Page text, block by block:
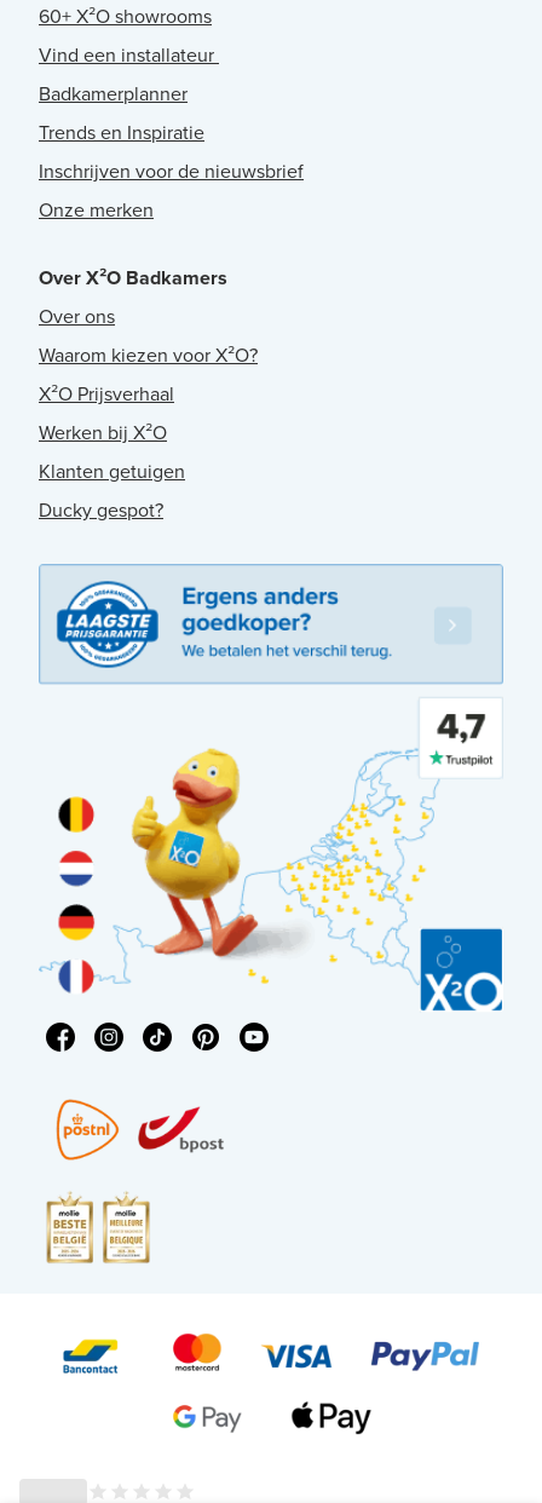
60+ X²O showrooms
Vind een installateur
Badkamerplanner
Trends en Inspiratie
Inschrijven voor de nieuwsbrief
Onze merken
Over X²O Badkamers
Over ons
Waarom kiezen voor X²O?
X²O Prijsverhaal
Werken bij X²O
Klanten getuigen
Ducky gespot?